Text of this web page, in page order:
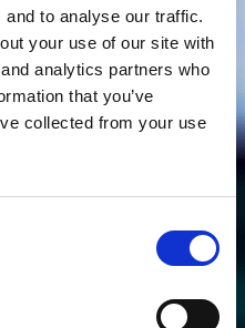
to analyse our traffic.
your use of our site with
analytics partners who
that you’ve
collected from your use